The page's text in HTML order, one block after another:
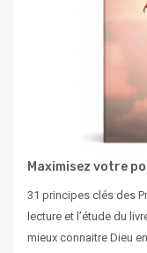
Maximisez votre
31 principes clés des
lecture et l’étude du
mieux connaitre Dieu